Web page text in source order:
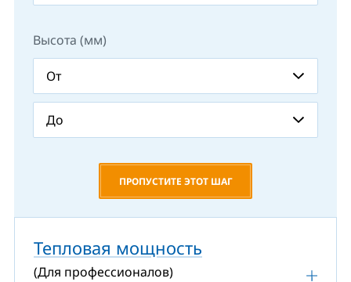
Высота (мм)
ПРОПУСТИТЕ ЭТОТ ШАГ
Тепловая мощность
(Для профессионалов)